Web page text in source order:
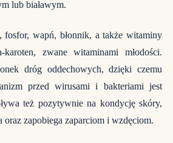
lub białawym.
fosfor, wapń, błonnik, a także witaminy
zwane witaminami młodości.
dróg oddechowych, dzięki czemu
przed wirusami i bakteriami jest
też pozytywnie na kondycję skóry,
oraz zapobiega zaparciom i wzdęciom.